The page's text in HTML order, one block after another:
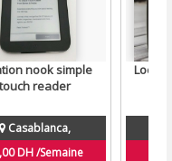
nook simple
touch reader
Casablanca,
DH /Semaine